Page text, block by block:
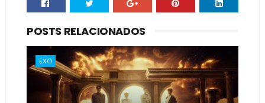
POSTS RELACIONADOS
EXO